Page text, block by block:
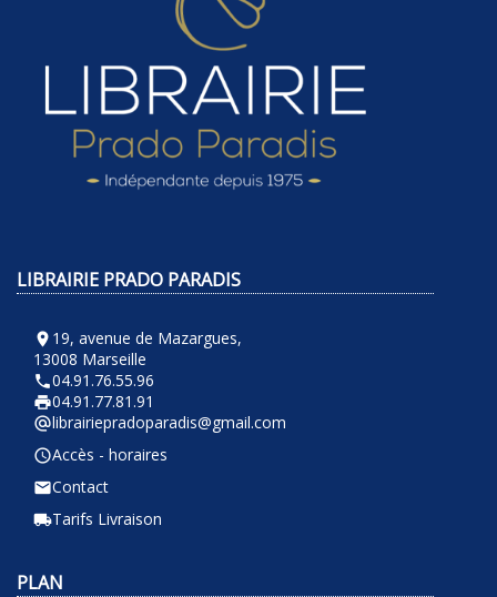
LIBRAIRIE PRADO PARADIS
room 19, avenue de Mazargues,
13008 Marseille
phone04.91.76.55.96
local_printshop04.91.77.81.91
alternate_emaillibrairiepradoparadis@gmail.com
query_builderAccès - horaires
emailContact
local_shippingTarifs Livraison
PLAN